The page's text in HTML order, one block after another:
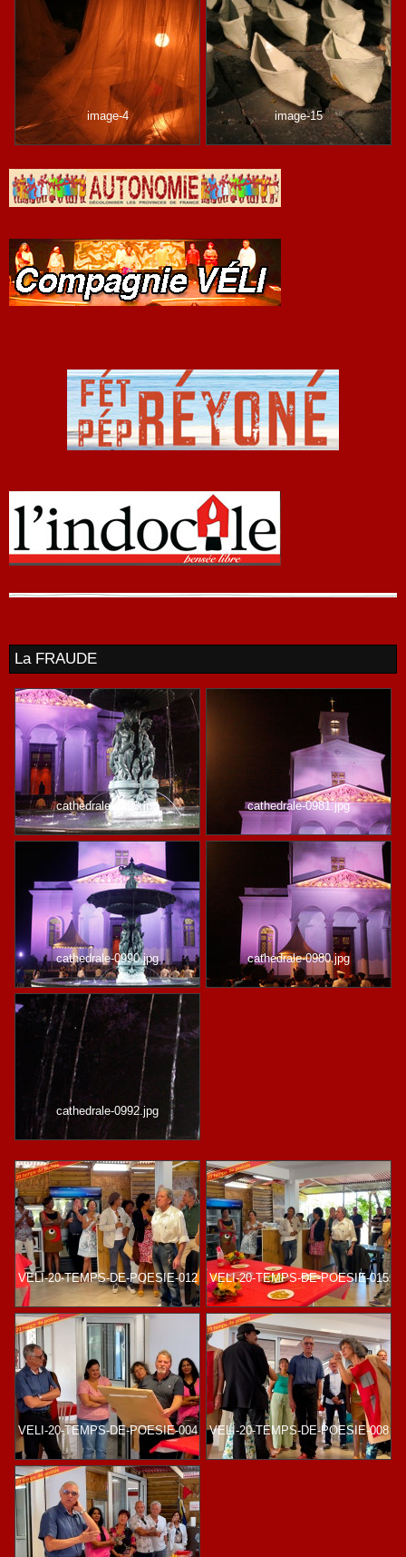
image-4 image-15
La FRAUDE
cathedrale-0993.jpg cathedrale-0981.jpg
cathedrale-0990.jpg cathedrale-0980.jpg
cathedrale-0992.jpg
VELI-20-TEMPS-DE-POESIE-012 VELI-20-TEMPS-DE-POESIE-015
VELI-20-TEMPS-DE-POESIE-004 VELI-20-TEMPS-DE-POESIE-008